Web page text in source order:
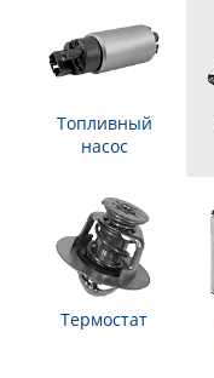
Топливный
насос
Термостат